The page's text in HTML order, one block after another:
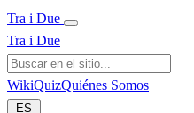
Tra i Due
Tra i Due
WikiQuizQuiénes Somos